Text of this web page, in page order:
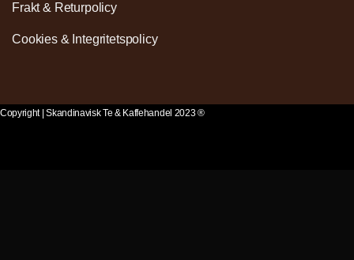
Frakt & Returpolicy
Cookies & Integritetspolicy
Copyright | Skandinavisk Te & Kaffehandel 2023 ®